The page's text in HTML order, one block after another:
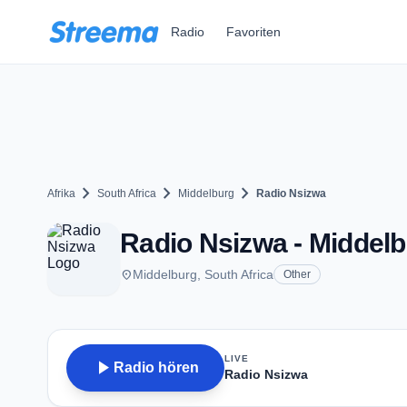
Radio Favoriten
Afrika chevron_right South Africa chevron_right Middelburg chevron_right Radio Nsizwa
Radio Nsizwa -
placeMiddelburg, South Africa Other
play_arrow Radio hören
LIVE
Radio Nsizwa